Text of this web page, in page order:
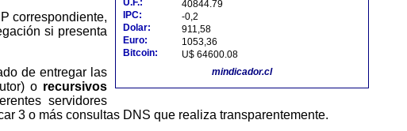
40844.79
IPC:
-0,2
Dolar:
911,58
Euro:
1053,36
Bitcoin:
U$ 64600.08
mindicador.cl
si presenta
o recursivos
servidores
3 o más consultas DNS que realiza transparentemente.